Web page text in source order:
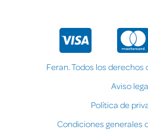
Feran. Todos los derechos
Aviso
Política de
Condiciones generales